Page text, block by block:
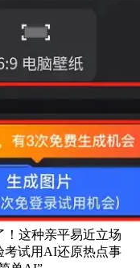
这种亲平易近立场
考试用AI还原热点事